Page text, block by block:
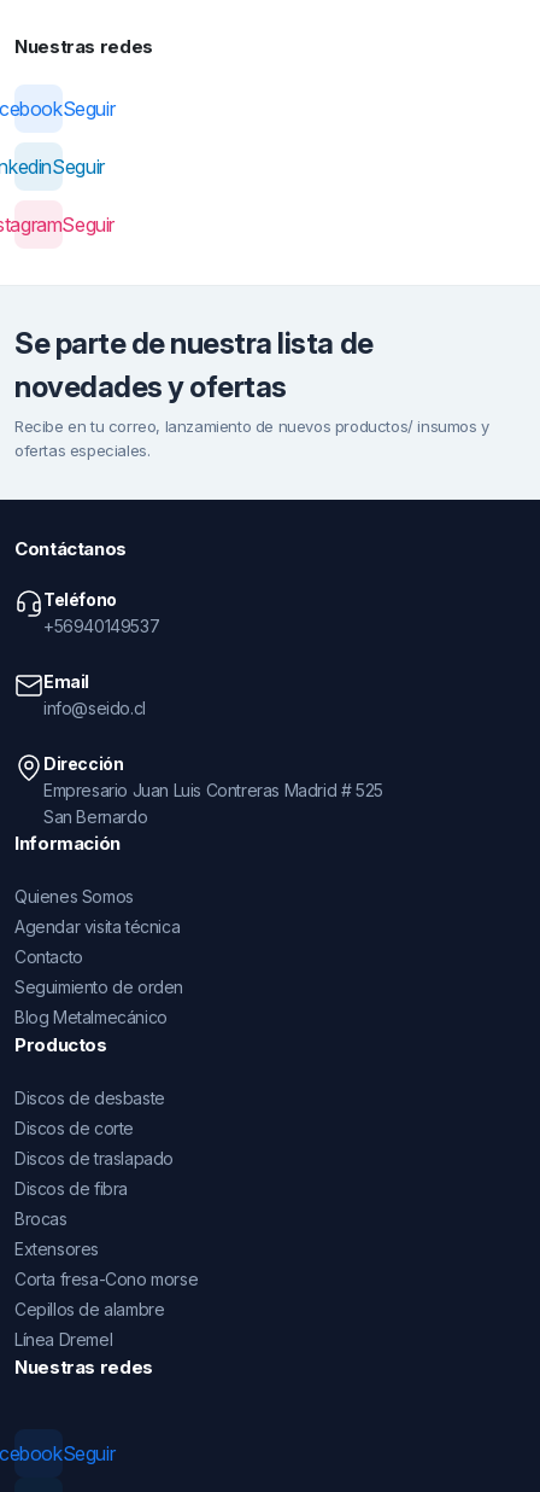
Nuestras redes
Seguir
Seguir
Seguir
Se parte de nuestra lista de
novedades y ofertas
Recibe en tu correo, lanzamiento de nuevos productos/ insumos y
ofertas especiales.
Contáctanos
Teléfono
+56940149537
Email
info@seido.cl
Dirección
Empresario Juan Luis Contreras Madrid # 525
San Bernardo
Información
Quienes Somos
Agendar visita técnica
Contacto
Seguimiento de orden
Blog Metalmecánico
Productos
Discos de desbaste
Discos de corte
Discos de traslapado
Discos de fibra
Brocas
Extensores
Corta fresa-Cono morse
Cepillos de alambre
Línea Dremel
Nuestras redes
Seguir